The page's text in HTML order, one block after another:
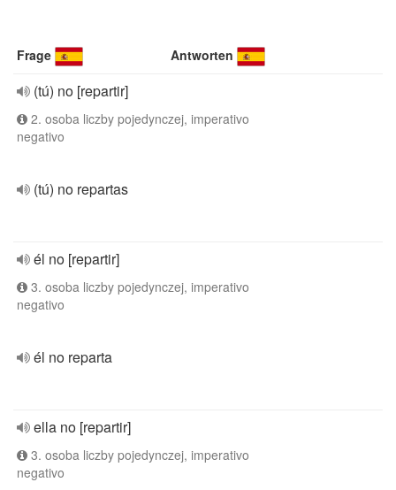
Frage Antworten
(tú) no [repartir]
2. osoba liczby pojedynczej, imperativo
negativo
(tú) no repartas
él no [repartir]
3. osoba liczby pojedynczej, imperativo
negativo
él no reparta
ella no [repartir]
3. osoba liczby pojedynczej, imperativo
negativo